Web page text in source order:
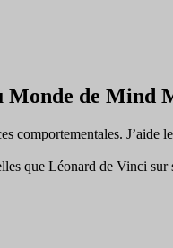
Monde de Mind
J’aide
que Léonard de Vinci sur